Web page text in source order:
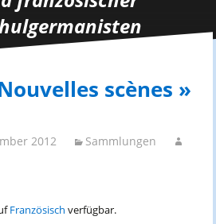
scènes »
2012
Sammlungen
Französisch verfügbar.